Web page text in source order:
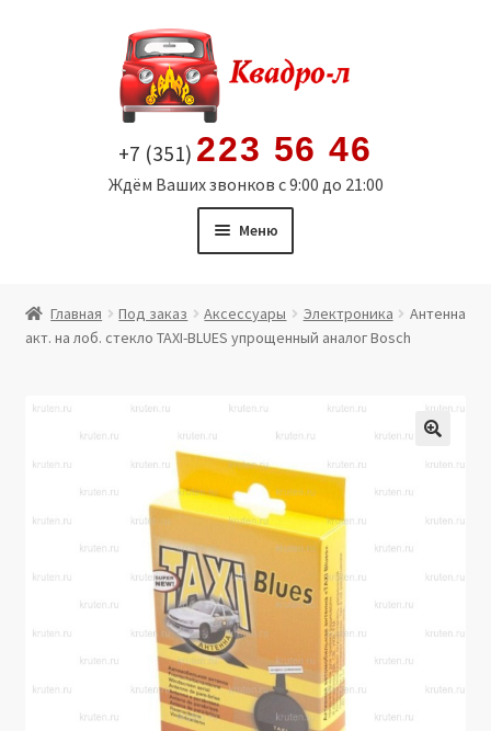
содержимому
+7 (351) 223 56 46
Ждём Ваших звонков с 9:00 до 21:00
Меню
Витрина
Мой аккаунт
Политика в отношении обработки персональных
Производители
Юридические данные
Главная Под заказ Аксессуары Электроника
Антенна
акт. на лоб. стекло TAXI-BLUES упрощенный аналог Bosch
🔍